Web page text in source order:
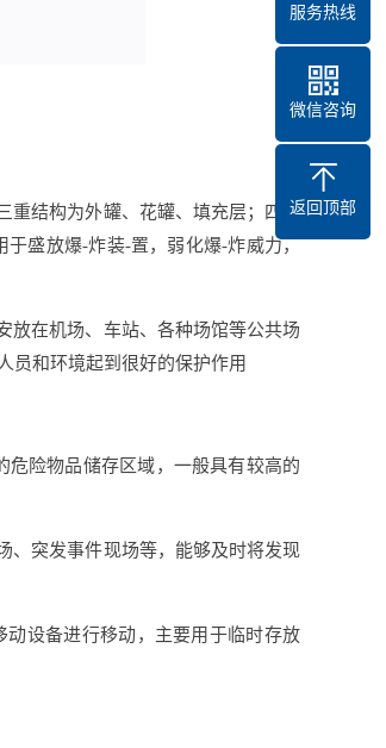
重结构为外罐、花罐、填充层；四种
于盛放爆-炸装-置，弱化爆-炸威力，
放在机场、车站、各种场馆等公共场
员和环境起到很好的保护作用
险物品储存区域，一般具有较高的
、突发事件现场等，能够及时将发现
设备进行移动，主要用于临时存放
服务热线
微信咨询
返回顶部